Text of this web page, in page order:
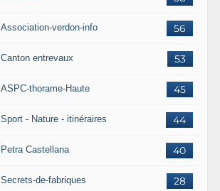
56
Association-verdon-info
53
Canton entrevaux
45
ASPC-thorame-Haute
44
Sport - Nature - itinéraires
40
Petra Castellana
28
Secrets-de-fabriques